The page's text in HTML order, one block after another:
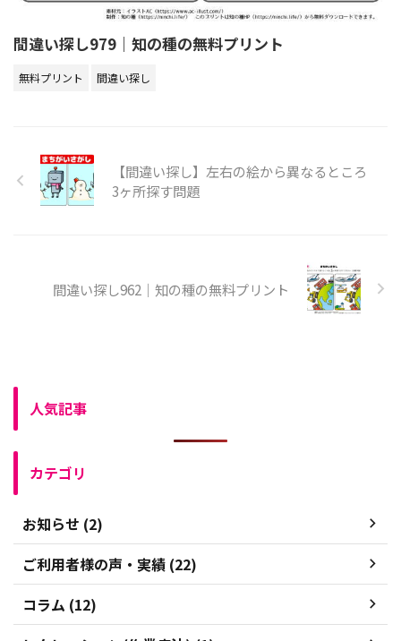
間違い探し979｜知の種の無料プリント
無料プリント 間違い探し
【間違い探し】左右の絵から異なるところ
3ヶ所探す問題
間違い探し962｜知の種の無料プリント
人気記事
カテゴリ
お知らせ (2)
ご利用者様の声・実績 (22)
コラム (12)